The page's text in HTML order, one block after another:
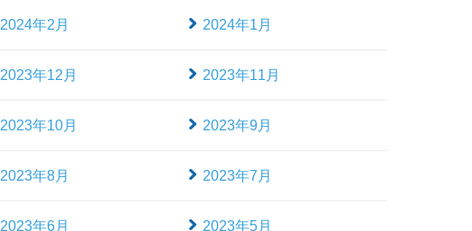
2024年2月 2024年1月
2023年12月 2023年11月
2023年10月 2023年9月
2023年8月 2023年7月
2023年6月 2023年5月